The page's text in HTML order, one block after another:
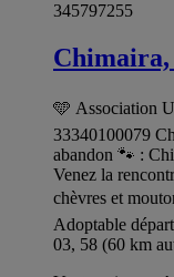
345797255
Chimaira,
🩵 Association
33340100079
abandon 🐾 :
Venez la
chèvres et
Adoptable
03, 58 (60 km